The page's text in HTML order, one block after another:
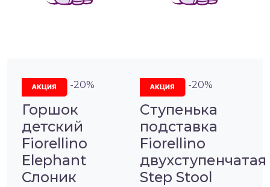
-20%
Горшок
детский
Fiorellino
Elephant
Слоник
-20%
Ступенька
подставка
Fiorellino
двухступенчатая
Step Stool